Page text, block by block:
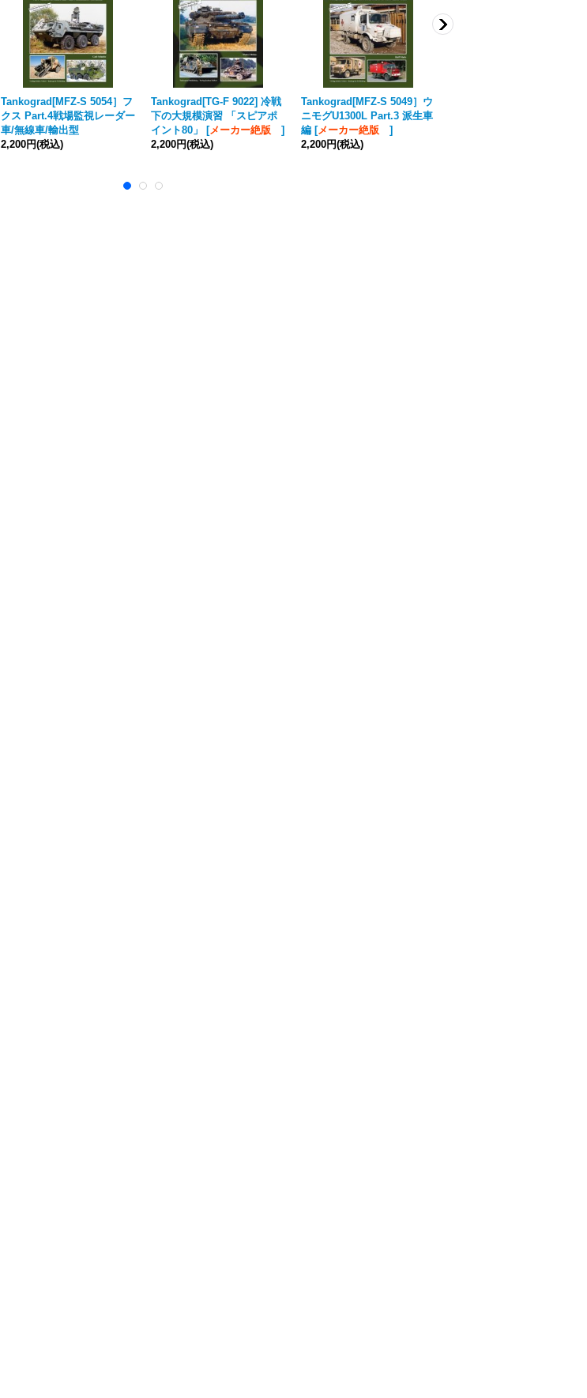
Tankograd[MFZ-S 5054］フ
クス Part.4戦場監視レーダー
車/無線車/輸出型
2,200円(税込)
Tankograd[TG-F 9022] 冷戦
下の大規模演習 「スピアポ
イント80」
[メーカー絶版 ]
2,200円(税込)
Tankograd[MFZ-S 5049］ウ
ニモグU1300L Part.3 派生車
編 [メーカー絶版 ]
2,200円(税込)